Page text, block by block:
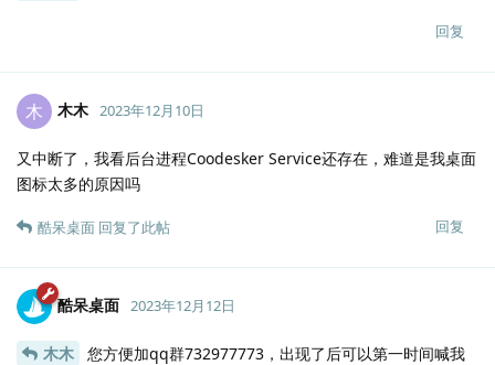
回复
木 木木 2023年12月10日
又中断了，我看后台进程Coodesker Service还存在，难道是我桌面
图标太多的原因吗
回复
酷呆桌面 回复了此帖
酷呆桌面 2023年12月12日
木木
您方便加qq群732977773，出现了后可以第一时间喊我